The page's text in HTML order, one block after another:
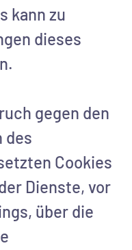
kann zu
dieses
gegen den
des
Cookies
Dienste, vor
über die